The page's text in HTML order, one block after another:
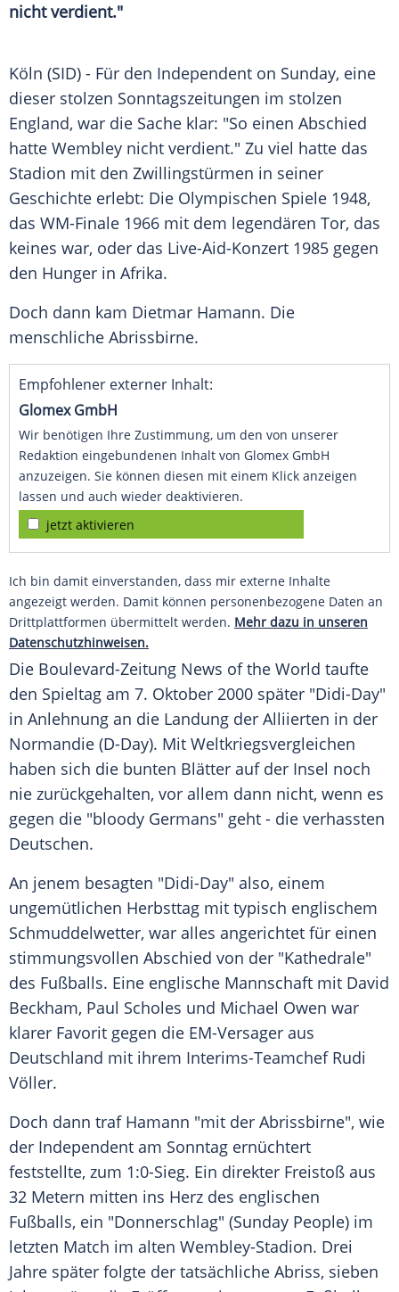
nicht verdient."
Köln (SID) - Für den Independent on Sunday, eine
dieser stolzen Sonntagszeitungen im stolzen
England, war die Sache klar: "So einen Abschied
hatte Wembley nicht verdient." Zu viel hatte das
Stadion mit den Zwillingstürmen in seiner
Geschichte erlebt: Die Olympischen Spiele 1948,
das WM-Finale 1966 mit dem legendären Tor, das
keines war, oder das Live-Aid-Konzert 1985 gegen
den Hunger in Afrika.
Doch dann kam Dietmar Hamann. Die
menschliche Abrissbirne.
Empfohlener externer Inhalt:
Glomex GmbH
Wir benötigen Ihre Zustimmung, um den von unserer
Redaktion eingebundenen Inhalt von Glomex GmbH
anzuzeigen. Sie können diesen mit einem Klick anzeigen
lassen und auch wieder deaktivieren.
jetzt aktivieren
Ich bin damit einverstanden, dass mir externe Inhalte
angezeigt werden. Damit können personenbezogene Daten an
Drittplattformen übermittelt werden. Mehr dazu in unseren
Datenschutzhinweisen.
Die Boulevard-Zeitung News of the World taufte
den Spieltag am 7. Oktober 2000 später "Didi-Day"
in Anlehnung an die Landung der Alliierten in der
Normandie (D-Day). Mit Weltkriegsvergleichen
haben sich die bunten Blätter auf der Insel noch
nie zurückgehalten, vor allem dann nicht, wenn es
gegen die "bloody Germans" geht - die verhassten
Deutschen.
An jenem besagten "Didi-Day" also, einem
ungemütlichen Herbsttag mit typisch englischem
Schmuddelwetter, war alles angerichtet für einen
stimmungsvollen Abschied von der "Kathedrale"
des Fußballs. Eine englische Mannschaft mit David
Beckham, Paul Scholes und Michael Owen war
klarer Favorit gegen die EM-Versager aus
Deutschland mit ihrem Interims-Teamchef Rudi
Völler.
Doch dann traf Hamann "mit der Abrissbirne", wie
der Independent am Sonntag ernüchtert
feststellte, zum 1:0-Sieg. Ein direkter Freistoß aus
32 Metern mitten ins Herz des englischen
Fußballs, ein "Donnerschlag" (Sunday People) im
letzten Match im alten Wembley-Stadion. Drei
Jahre später folgte der tatsächliche Abriss, sieben